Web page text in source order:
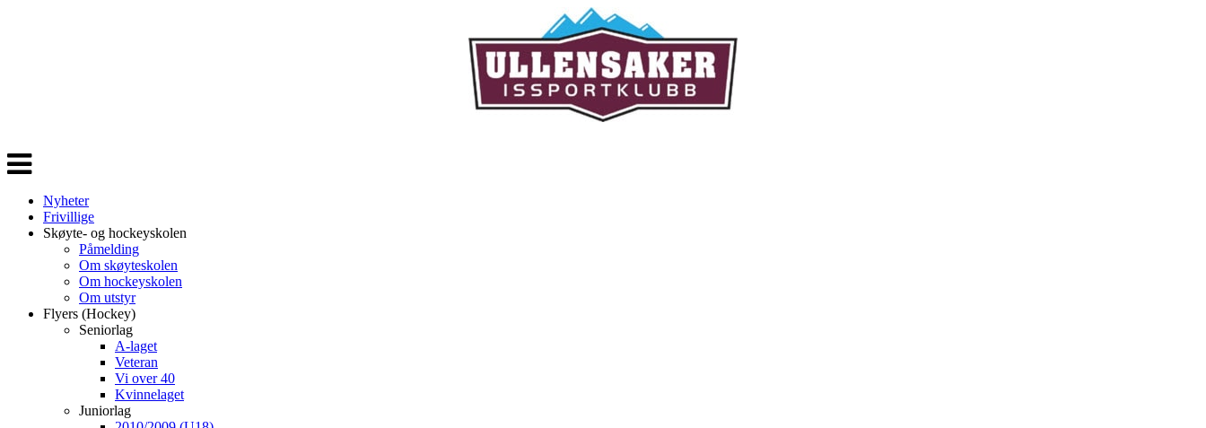
Veksle
navigasjon
Nyheter
Frivillige
Skøyte- og hockeyskolen
Påmelding
Om skøyteskolen
Om hockeyskolen
Om utstyr
Flyers (Hockey)
Seniorlag
A-laget
Veteran
Vi over 40
Kvinnelaget
Juniorlag